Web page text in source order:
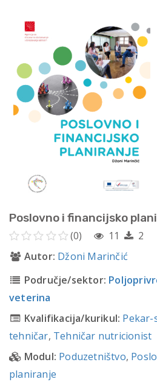
Poslovno i financijsko
(0) 11
2
Autor: Džoni Marinčić
Područje/sektor:
veterina
Kvalifikacija/kurikul: Pekar-
tehničar, Tehničar nutricionist
Modul: Poduzetništvo,
planiranje